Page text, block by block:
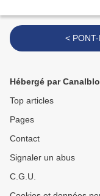
<
Hébergé par
Top articles
Pages
Contact
Signaler un abus
C.G.U.